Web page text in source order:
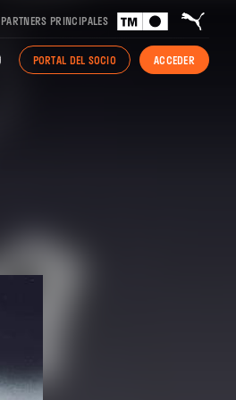
PARTNERS PRINCIPALES
PORTAL DEL SOCIO ACCEDER